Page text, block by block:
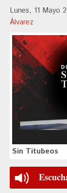
Lunes, 11 Mayo
Álvarez
Sin Titubeos